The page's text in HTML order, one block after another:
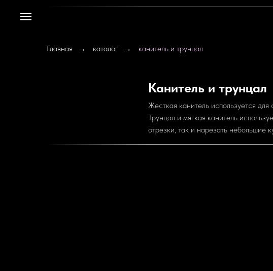
Главная → каталог → канитель и трунцал
Канитель и трунцал
Жесткая канитель используется
Трунцал и мягкая канитель
отрезки, так и нарезать небольшие